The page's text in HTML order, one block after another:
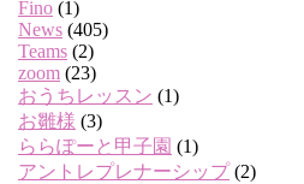
Fino (1)
News (405)
Teams (2)
zoom (23)
おうちレッスン (1)
お雛様 (3)
ららぽーと甲子園 (1)
アントレプレナーシップ(2)